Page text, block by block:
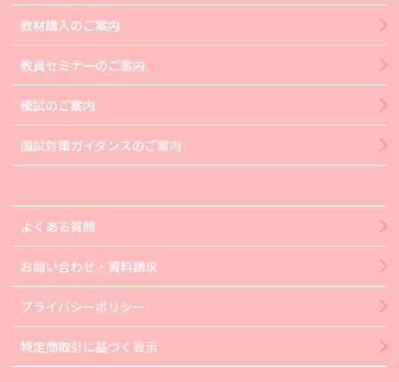
教材購入のご案内
教員セミナーのご案内
模試のご案内
国試対策ガイダンスのご案内
よくある質問
お問い合わせ・資料請求
プライバシーポリシー
特定商取引に基づく表示